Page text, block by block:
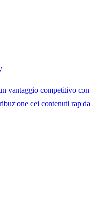
vantaggio competitivo con
dei contenuti rapida